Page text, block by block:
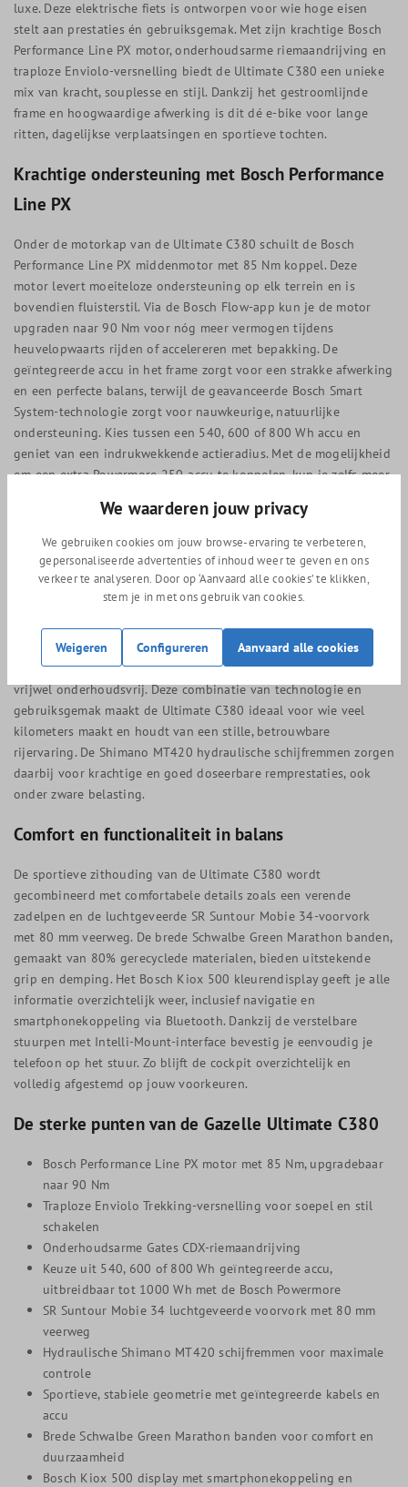
luxe. Deze elektrische fiets is ontworpen voor wie hoge eisen
stelt aan prestaties én gebruiksgemak. Met zijn krachtige Bosch
Performance Line PX motor, onderhoudsarme riemaandrijving en
traploze Enviolo-versnelling biedt de Ultimate C380 een unieke
mix van kracht, souplesse en stijl. Dankzij het gestroomlijnde
frame en hoogwaardige afwerking is dit dé e-bike voor lange
ritten, dagelijkse verplaatsingen en sportieve tochten.
Krachtige ondersteuning met Bosch Performance
Line PX
Onder de motorkap van de Ultimate C380 schuilt de Bosch
Performance Line PX middenmotor met 85 Nm koppel. Deze
motor levert moeiteloze ondersteuning op elk terrein en is
bovendien fluisterstil. Via de Bosch Flow-app kun je de motor
upgraden naar 90 Nm voor nóg meer vermogen tijdens
heuvelopwaarts rijden of accelereren met bepakking. De
geïntegreerde accu in het frame zorgt voor een strakke afwerking
en een perfecte balans, terwijl de geavanceerde Bosch Smart
System-technologie zorgt voor nauwkeurige, natuurlijke
ondersteuning. Kies tussen een 540, 600 of 800 Wh accu en
geniet van een indrukwekkende actieradius. Met de mogelijkheid
om een extra Powermore 250-accu te koppelen, kun je zelfs meer
Traploos schakelen en onderhoudsarme
riemaandrijving
Met de Enviolo Trekking-naaf schakel je traploos en soepel
zonder vaste standen. Je bepaalt eenvoudig de gewenste
trapfrequentie, zelfs tijdens het fietsen. De duurzame Gates CDX-
riemaandrijving maakt de aandrijving compleet: stil, schoon en
vrijwel onderhoudsvrij. Deze combinatie van technologie en
gebruiksgemak maakt de Ultimate C380 ideaal voor wie veel
kilometers maakt en houdt van een stille, betrouwbare
rijervaring. De Shimano MT420 hydraulische schijfremmen zorgen
daarbij voor krachtige en goed doseerbare remprestaties, ook
onder zware belasting.
Comfort en functionaliteit in balans
De sportieve zithouding van de Ultimate C380 wordt
gecombineerd met comfortabele details zoals een verende
zadelpen en de luchtgeveerde SR Suntour Mobie 34-voorvork
met 80 mm veerweg. De brede Schwalbe Green Marathon banden,
gemaakt van 80% gerecyclede materialen, bieden uitstekende
grip en demping. Het Bosch Kiox 500 kleurendisplay geeft je alle
informatie overzichtelijk weer, inclusief navigatie en
smartphonekoppeling via Bluetooth. Dankzij de verstelbare
stuurpen met Intelli-Mount-interface bevestig je eenvoudig je
telefoon op het stuur. Zo blijft de cockpit overzichtelijk en
volledig afgestemd op jouw voorkeuren.
De sterke punten van de Gazelle Ultimate C380
Bosch Performance Line PX motor met 85 Nm, upgradebaar
naar 90 Nm
Traploze Enviolo Trekking-versnelling voor soepel en stil
schakelen
Onderhoudsarme Gates CDX-riemaandrijving
Keuze uit 540, 600 of 800 Wh geïntegreerde accu,
uitbreidbaar tot 1000 Wh met de Bosch Powermore
SR Suntour Mobie 34 luchtgeveerde voorvork met 80 mm
veerweg
Hydraulische Shimano MT420 schijfremmen voor maximale
controle
Sportieve, stabiele geometrie met geïntegreerde kabels en
accu
Brede Schwalbe Green Marathon banden voor comfort en
duurzaamheid
Bosch Kiox 500 display met smartphonekoppeling en
We waarderen jouw privacy
We gebruiken cookies om jouw browse-ervaring te verbeteren,
gepersonaliseerde advertenties of inhoud weer te geven en ons
verkeer te analyseren. Door op ‘Aanvaard alle cookies’ te klikken,
stem je in met ons gebruik van cookies.
Weigeren Configureren Aanvaard alle cookies